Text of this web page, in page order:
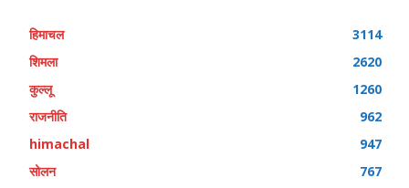
हिमाचल
3114
शिमला
2620
कुल्लू
1260
राजनीति
962
himachal
947
सोलन
767